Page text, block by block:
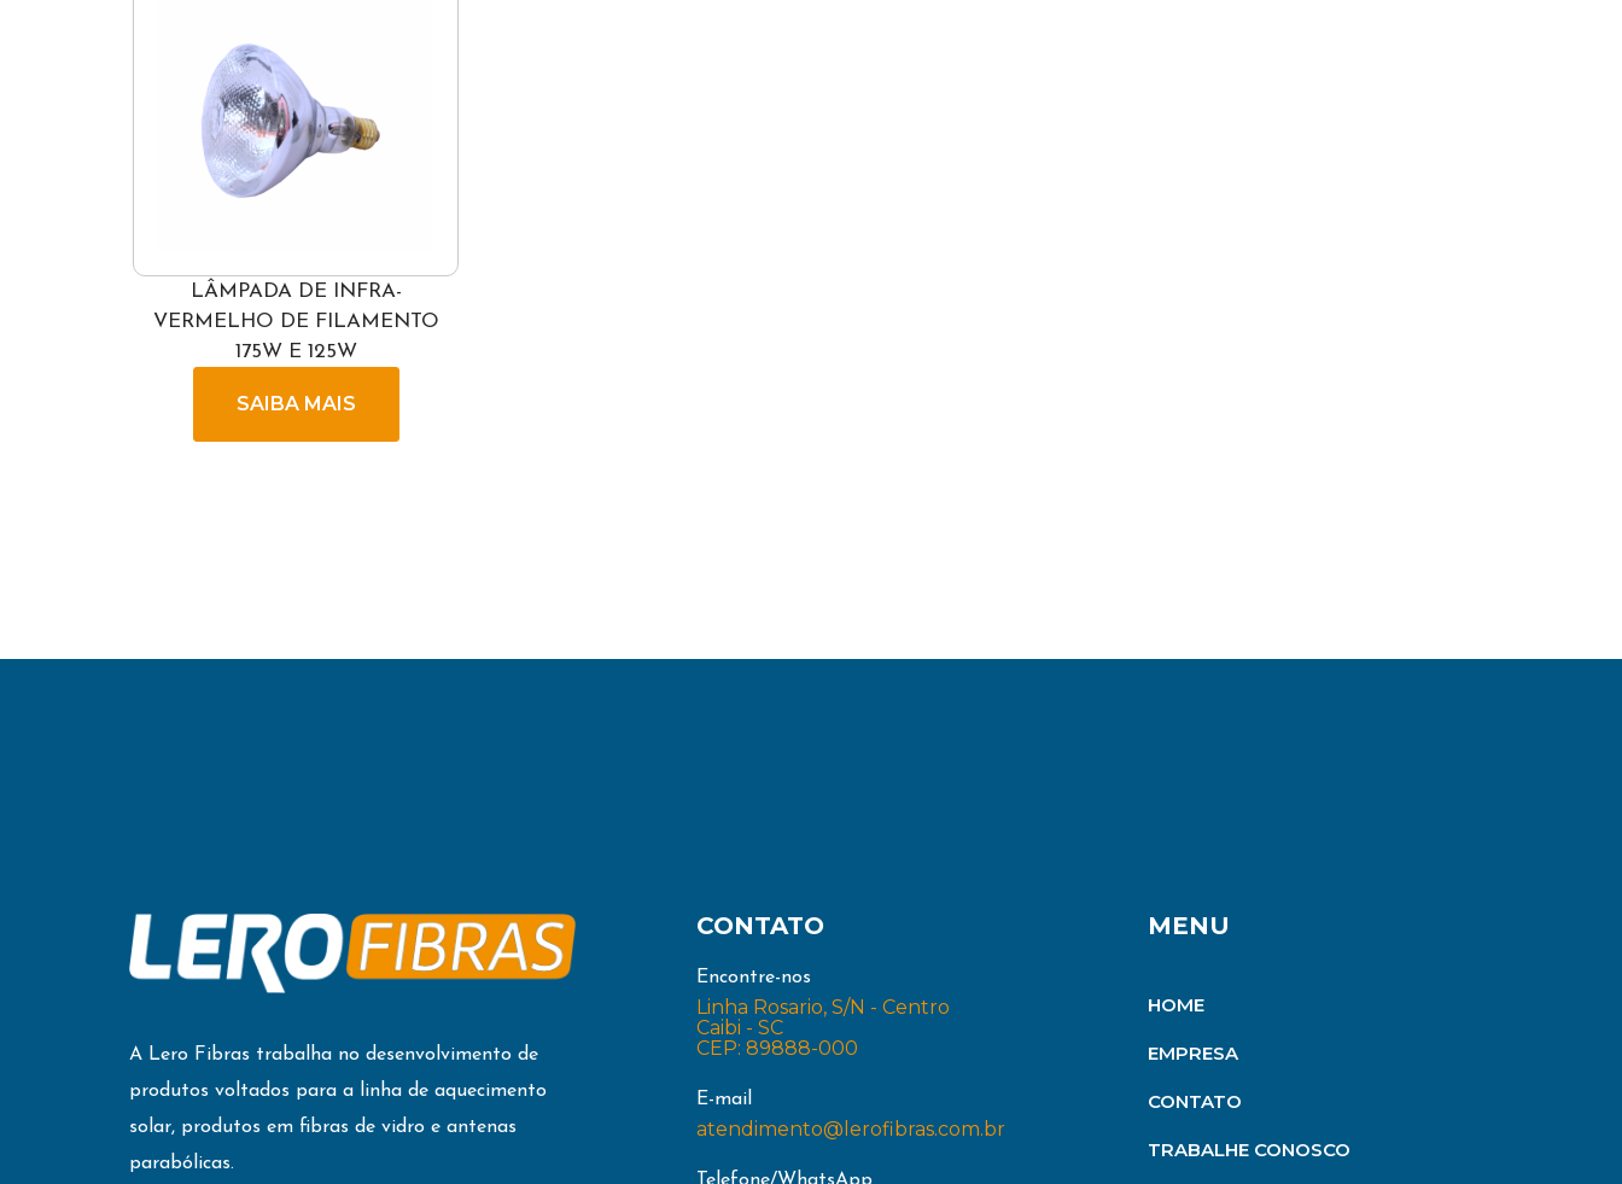
LÂMPADA DE INFRA-
VERMELHO DE FILAMENTO
175W E 125W
SAIBA MAIS
A Lero Fibras trabalha no desenvolvimento de
produtos voltados para a linha de aquecimento
solar, produtos em fibras de vidro e antenas
parabólicas.
CONTATO
Encontre-nos
Linha Rosario, S/N - Centro
Caibi - SC
CEP: 89888-000
E-mail
atendimento@lerofibras.com.br
MENU
HOME
EMPRESA
CONTATO
TRABALHE CONOSCO